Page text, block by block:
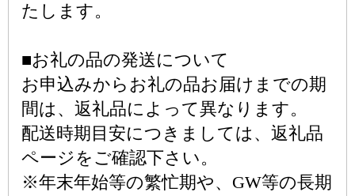
たします。
■お礼の品の発送について
お申込みからお礼の品お届けまでの期
間は、返礼品によって異なります。
配送時期目安につきましては、返礼品
ページをご確認下さい。
※年末年始等の繁忙期や、GW等の長期